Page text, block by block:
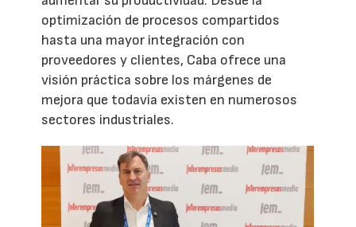
optimización de procesos compartidos
hasta una mayor integración con
proveedores y clientes, Caba ofrece una
visión práctica sobre los márgenes de
mejora que todavía existen en numerosos
sectores industriales.